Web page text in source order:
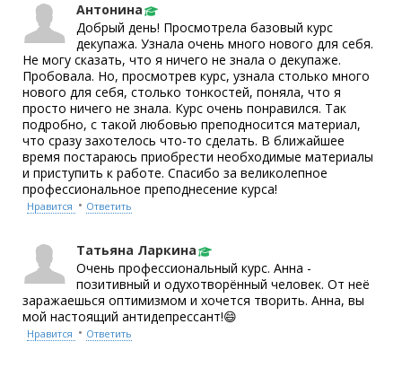
Антонина
Добрый день! Просмотрела базовый курс
декупажа. Узнала очень много нового для себя.
Не могу сказать, что я ничего не знала о декупаже.
Пробовала. Но, просмотрев курс, узнала столько много
нового для себя, столько тонкостей, поняла, что я
просто ничего не знала. Курс очень понравился. Так
подробно, с такой любовью преподносится материал,
что сразу захотелось что-то сделать. В ближайшее
время постараюсь приобрести необходимые материалы
и приступить к работе. Спасибо за великолепное
профессиональное преподнесение курса!
Нравится • Ответить
Татьяна Ларкина
Очень профессиональный курс. Анна -
позитивный и одухотворённый человек. От неё
заражаешься оптимизмом и хочется творить. Анна, вы
мой настоящий антидепрессант!😄
Нравится • Ответить